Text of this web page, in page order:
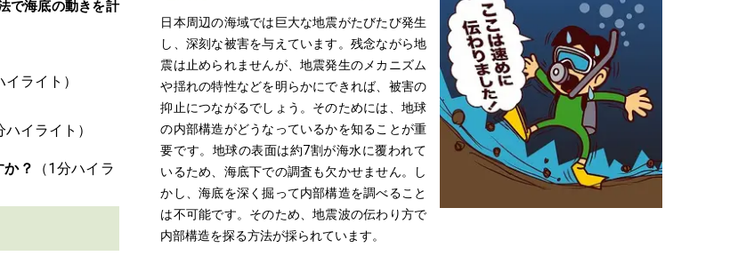
で海底の動きを計
？
日本周辺の海域では巨大な地震がたびたび発生
し、深刻な被害を与えています。残念ながら地
震は止められませんが、地震発生のメカニズム
や揺れの特性などを明らかにできれば、被害の
抑止につながるでしょう。そのためには、地球
の内部構造がどうなっているかを知ることが重
要です。地球の表面は約7割が海水に覆われて
いるため、海底下での調査も欠かせません。し
かし、海底を深く掘って内部構造を調べること
は不可能です。そのため、地震波の伝わり方で
内部構造を探る方法が採られています。